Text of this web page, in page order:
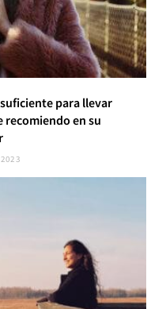
para llevar
recomiendo en su